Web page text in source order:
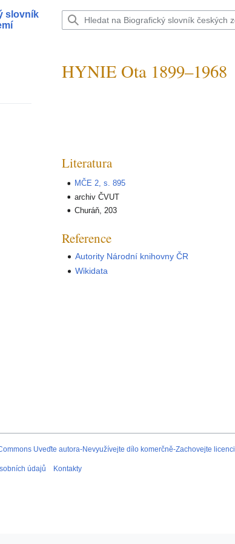
slovník
HYNIE Ota 1899–1968
Literatura
MČE 2, s. 895
archiv ČVUT
Churáň, 203
Reference
Autority Národní knihovny ČR
Wikidata
Uveďte autora-Nevyužívejte dílo komerčně-Zachovejte licenci
údajů Kontakty